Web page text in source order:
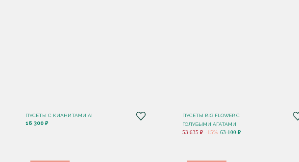
ПУСЕТЫ С КИАНИТАМИ AI
16 300 ₽
ПУСЕТЫ BIG FLOWER С
ГОЛУБЫМИ АГАТАМИ
53 635 ₽ -15% 63 100 ₽